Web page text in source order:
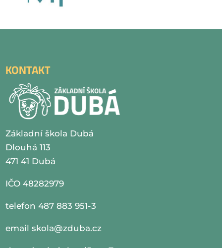
KONTAKT
Základní škola Dubá
Dlouhá 113
471 41 Dubá
IČO 48282979
telefon 487 883 951-3
emailskola@zduba.cz